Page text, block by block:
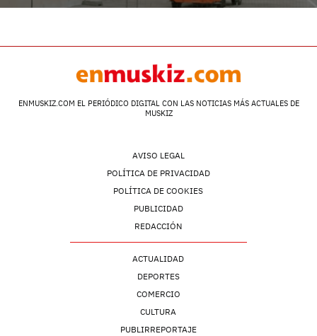
ENMUSKIZ.COM EL PERIÓDICO DIGITAL CON LAS NOTICIAS MÁS ACTUALES DE
MUSKIZ
AVISO LEGAL
POLÍTICA DE PRIVACIDAD
POLÍTICA DE COOKIES
PUBLICIDAD
REDACCIÓN
ACTUALIDAD
DEPORTES
COMERCIO
CULTURA
PUBLIRREPORTAJE